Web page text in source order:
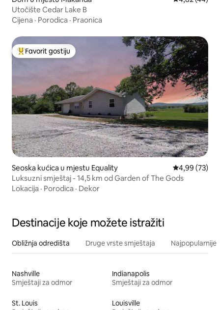
Utočište Cedar Lake B
Cijena · Porodica · Praonica
Glavni favorit gostiju
Favorit gostiju
Seoska kućica u mjestu Equality Prosječna
4,99 (73)
Luksuzni smještaj - 14,5 km od Garden of The Gods
Lokacija · Porodica · Dekor
Destinacije koje možete istražiti
Obližnja odredišta Druge vrste smještaja Najpopularnije
Nashville
Smještaji za odmor
Indianapolis
Smještaji za odmor
St. Louis
Louisville